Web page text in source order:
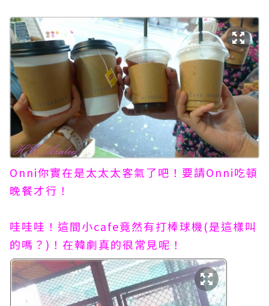
Onni你實在是太太太客氣了吧！要請Onni吃頓
晚餐才行！
哇哇哇！這間小cafe竟然有打棒球機(是這樣叫
的嗎？)！在韓劇真的很常見呢！